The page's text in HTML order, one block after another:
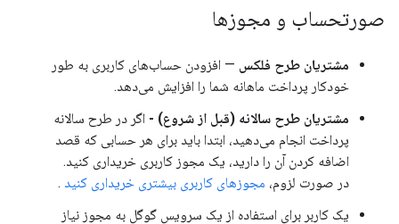
صورتحساب و مجوزها
مشتریان طرح فلکس — افزودن حساب‌های کاربری به طور
خودکار پرداخت ماهانه شما را افزایش می‌دهد.
مشتریان طرح سالانه (قبل از شروع) - اگر در طرح سالانه
پرداخت انجام می‌دهید، ابتدا باید برای هر حسابی که قصد
اضافه کردن آن را دارید، یک مجوز کاربری خریداری کنید.
در صورت لزوم، مجوزهای کاربری بیشتری خریداری کنید .
یک کاربر برای استفاده از یک سرویس گوگل به مجوز نیاز